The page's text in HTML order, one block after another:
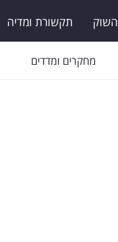
השוק תקשורת ומדיה
מחקרים ומדדים